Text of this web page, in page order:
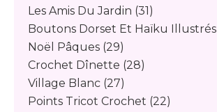
Les Amis Du Jardin (31)
Boutons Dorset Et Haïku Illustrés
Noël Pâques (29)
Crochet Dînette (28)
Village Blanc (27)
Points Tricot Crochet (22)